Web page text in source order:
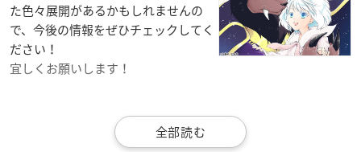
た色々展開があるかもしれませんの
で、今後の情報をぜひチェックしてく
ださい！
宜しくお願いします！